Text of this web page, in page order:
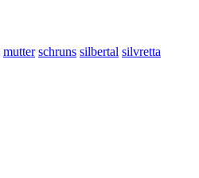
mutter schruns silbertal silvretta